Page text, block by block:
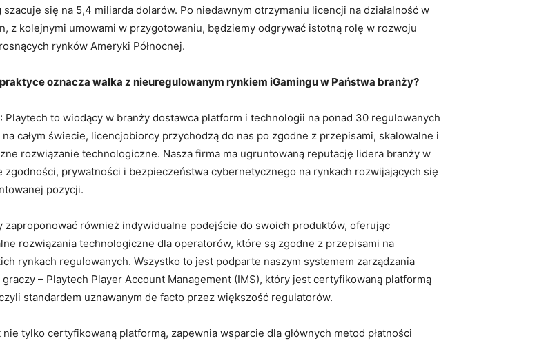
szacuje się na 5,4 miliarda dolarów. Po niedawnym otrzymaniu licencji na działalność w
z kolejnymi umowami w przygotowaniu, będziemy odgrywać istotną rolę w rozwoju
rynków Ameryki Północnej.
praktyce oznacza walka z nieuregulowanym rynkiem iGamingu w Państwa branży?
: Playtech to wiodący w branży dostawca platform i technologii na ponad 30 regulowanych
na całym świecie, licencjobiorcy przychodzą do nas po zgodne z przepisami, skalowalne i
rozwiązanie technologiczne. Nasza firma ma ugruntowaną reputację lidera branży w
zgodności, prywatności i bezpieczeństwa cybernetycznego na rynkach rozwijających się
pozycji.
zaproponować również indywidualne podejście do swoich produktów, oferując
rozwiązania technologiczne dla operatorów, które są zgodne z przepisami na
rynkach regulowanych. Wszystko to jest podparte naszym systemem zarządzania
graczy – Playtech Player Account Management (IMS), który jest certyfikowaną platformą
standardem uznawanym de facto przez większość regulatorów.
nie tylko certyfikowaną platformą, zapewnia wsparcie dla głównych metod płatności